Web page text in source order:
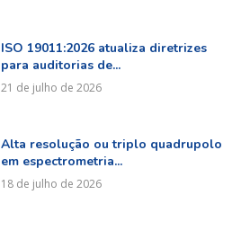
ISO 19011:2026 atualiza diretrizes
para auditorias de...
21 de julho de 2026
Alta resolução ou triplo quadrupolo
em espectrometria...
18 de julho de 2026